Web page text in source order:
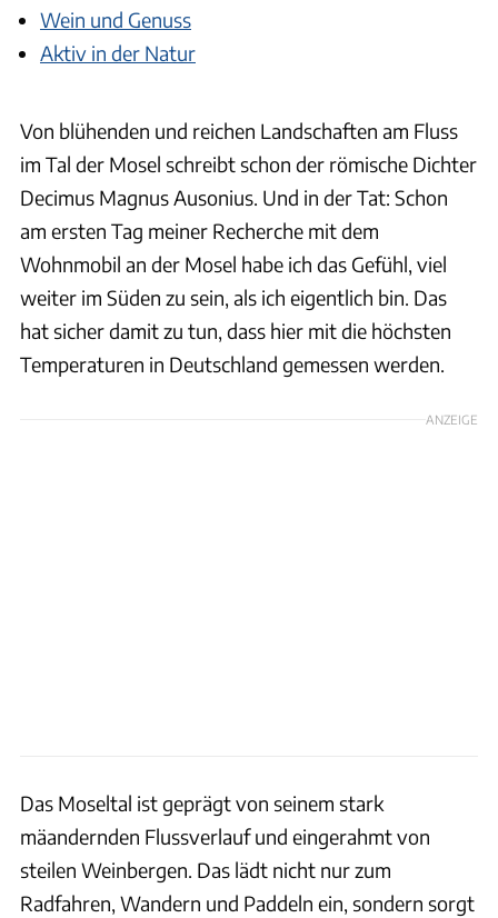
Wein und Genuss
Aktiv in der Natur
Von blühenden und reichen Landschaften am Fluss
im Tal der Mosel schreibt schon der römische Dichter
Decimus Magnus Ausonius. Und in der Tat: Schon
am ersten Tag meiner Recherche mit dem
Wohnmobil an der Mosel habe ich das Gefühl, viel
weiter im Süden zu sein, als ich eigentlich bin. Das
hat sicher damit zu tun, dass hier mit die höchsten
Temperaturen in Deutschland gemessen werden.
ANZEIGE
Das Moseltal ist geprägt von seinem stark
mäandernden Flussverlauf und eingerahmt von
steilen Weinbergen. Das lädt nicht nur zum
Radfahren, Wandern und Paddeln ein, sondern sorgt